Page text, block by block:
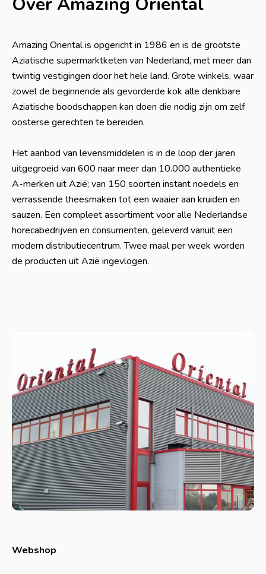
Amazing Oriental is opgericht in 1986 en is de grootste
Aziatische supermarktketen van Nederland, met meer dan
twintig vestigingen door het hele land. Grote winkels, waar
zowel de beginnende als gevorderde kok alle denkbare
Aziatische boodschappen kan doen die nodig zijn om zelf
oosterse gerechten te bereiden.
Het aanbod van levensmiddelen is in de loop der jaren
uitgegroeid van 600 naar meer dan 10.000 authentieke
A-merken uit Azië; van 150 soorten instant noedels en
verrassende theesmaken tot een waaier aan kruiden en
sauzen. Een compleet assortiment voor alle Nederlandse
horecabedrijven en consumenten, geleverd vanuit een
modern distributiecentrum. Twee maal per week worden
de producten uit Azië ingevlogen.
Webshop